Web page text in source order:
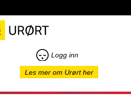
Logg inn
Les mer om Urørt her